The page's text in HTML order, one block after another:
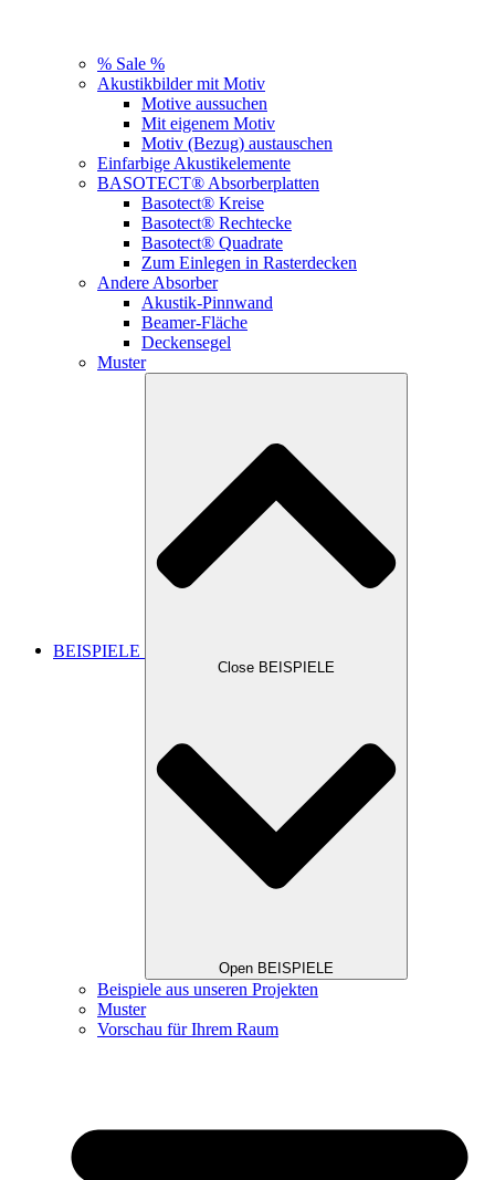
% Sale %
Akustikbilder mit Motiv
Motive aussuchen
Mit eigenem Motiv
Motiv (Bezug) austauschen
Einfarbige Akustikelemente
BASOTECT® Absorberplatten
Basotect® Kreise
Basotect® Rechtecke
Basotect® Quadrate
Zum Einlegen in Rasterdecken
Andere Absorber
Akustik-Pinnwand
Beamer-Fläche
Deckensegel
Muster
BEISPIELE
Close BEISPIELE
Open BEISPIELE
Beispiele aus unseren Projekten
Muster
Vorschau für Ihrem Raum